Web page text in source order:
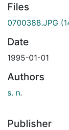
Files
0700388.JPG
Date
1995-01-01
Authors
s. n.
Publisher